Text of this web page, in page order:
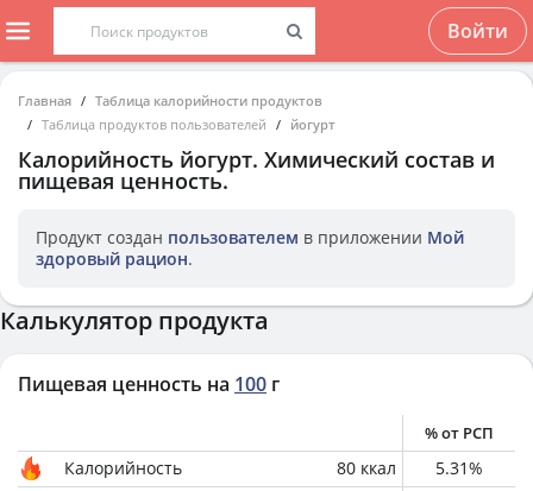
Войти
Главная
Таблица калорийности продуктов
Таблица продуктов пользователей
йогурт
Калорийность йогурт. Химический состав и
пищевая ценность.
Продукт создан пользователем в приложении Мой
здоровый рацион.
Калькулятор продукта
Пищевая ценность на 100 г
% от РСП
Калорийность 80 ккал 5.31%